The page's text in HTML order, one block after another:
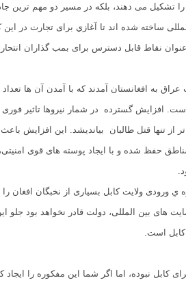
تشکیل می دهند، بلکه در مسیر دو مهم ترین
ساخته شده اند تا آغازي برای تجارت در
عنوان نقاط قابل دسترس برای بمب گذاران
به افغانستان آمدند که با آمدن آن ها تعداد
یافته است. افزایش گسترده در شمار نیروها تاثیر
از تنها قتل طالبان بیاندیشد. این افزایش
حفظ شده و با ایجاد پوسته های قوی امنیتی،
ي ورودی ولایت کابل بسیاری از نخبگان افغان
های بین المللی، دولت قادر نخواهد بود جلو
کابل است.
کابل نبوده، اما اگر شما این مفکوره را